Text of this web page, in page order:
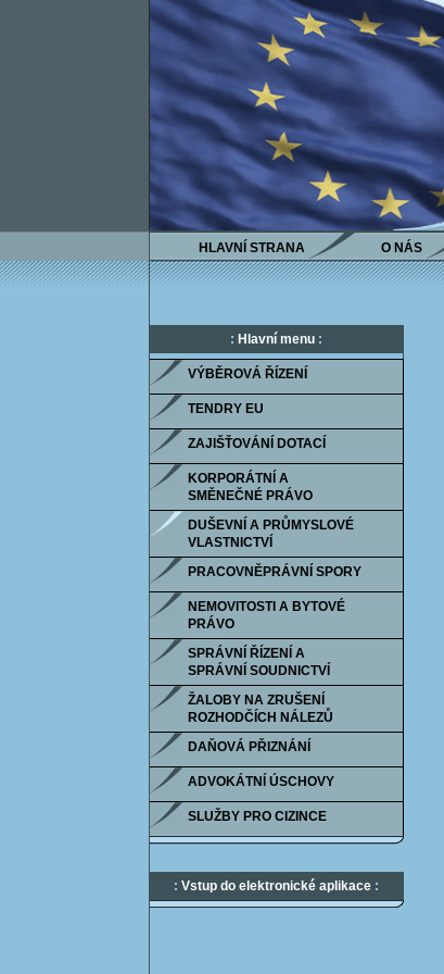
HLAVNÍ STRANA O NÁS
: Hlavní menu :
VÝBĚROVÁ ŘÍZENÍ
TENDRY EU
ZAJIŠŤOVÁNÍ DOTACÍ
KORPORÁTNÍ A
SMĚNEČNÉ PRÁVO
DUŠEVNÍ A PRŮMYSLOVÉ
VLASTNICTVÍ
PRACOVNĚPRÁVNÍ SPORY
NEMOVITOSTI A BYTOVÉ
PRÁVO
SPRÁVNÍ ŘÍZENÍ A
SPRÁVNÍ SOUDNICTVÍ
ŽALOBY NA ZRUŠENÍ
ROZHODČÍCH NÁLEZŮ
DAŇOVÁ PŘIZNÁNÍ
ADVOKÁTNÍ ÚSCHOVY
SLUŽBY PRO CIZINCE
: Vstup do elektronické aplikace :